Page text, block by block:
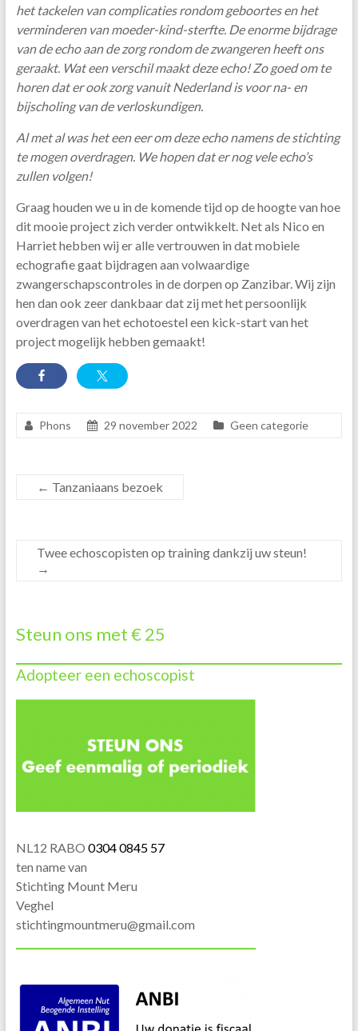
het tackelen van complicaties rondom geboortes en het
verminderen van moeder-kind-sterfte. De enorme bijdrage
van de echo aan de zorg rondom de zwangeren heeft ons
geraakt. Wat een verschil maakt deze echo! Zo goed om te
horen dat er ook zorg vanuit Nederland is voor na- en
bijscholing van de verloskundigen.
Al met al was het een eer om deze echo namens de stichting
te mogen overdragen. We hopen dat er nog vele echo’s
zullen volgen!
Graag houden we u in de komende tijd op de hoogte van hoe
dit mooie project zich verder ontwikkelt. Net als Nico en
Harriet hebben wij er alle vertrouwen in dat mobiele
echografie gaat bijdragen aan volwaardige
zwangerschapscontroles in de dorpen op Zanzibar. Wij zijn
hen dan ook zeer dankbaar dat zij met het persoonlijk
overdragen van het echotoestel een kick-start van het
project mogelijk hebben gemaakt!
Phons 29 november 2022 Geen categorie
← Tanzaniaans bezoek
Twee echoscopisten op training dankzij uw steun!
→
Steun ons met € 25
Adopteer een echoscopist
NL12 RABO 0304 0845 57
ten name van
Stichting Mount Meru
Veghel
stichtingmountmeru@gmail.com